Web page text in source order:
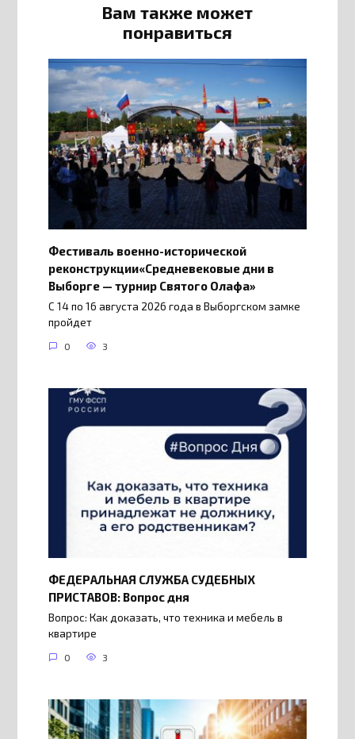
Вам также может
понравиться
Фестиваль военно-исторической
реконструкции«Средневековые дни в
Выборге — турнир Святого Олафа»
С 14 по 16 августа 2026 года в Выборгском замке
пройдет
0 3
ФЕДЕРАЛЬНАЯ СЛУЖБА СУДЕБНЫХ
ПРИСТАВОВ: Вопрос дня
Вопрос: Как доказать, что техника и мебель в
квартире
0 3